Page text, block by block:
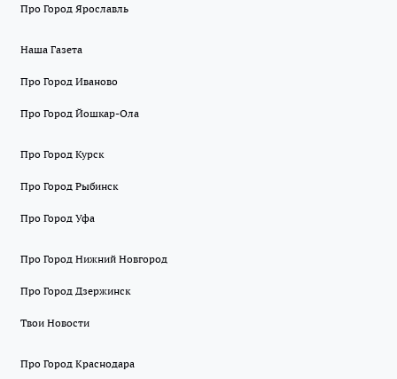
Про Город Ярославль
Наша Газета
Про Город Иваново
Про Город Йошкар-Ола
Про Город Курск
Про Город Рыбинск
Про Город Уфа
Про Город Нижний Новгород
Про Город Дзержинск
Твои Новости
Про Город Краснодара